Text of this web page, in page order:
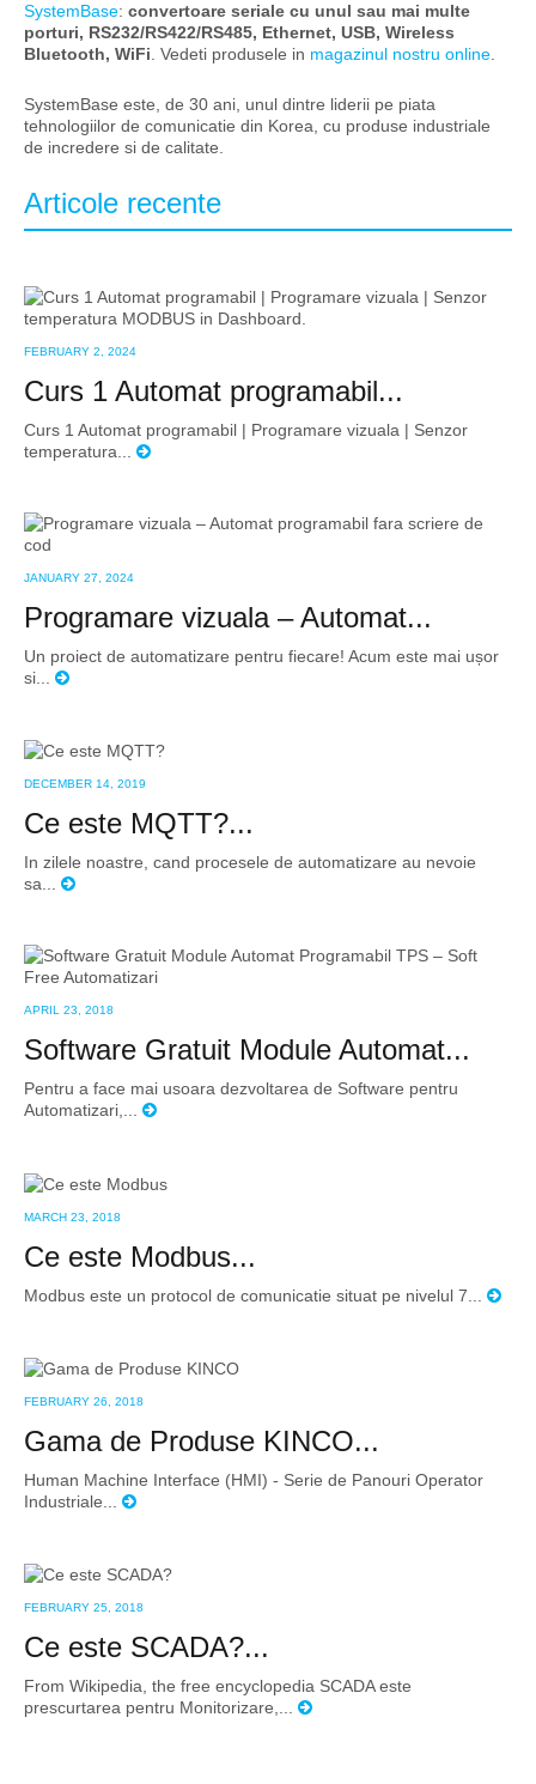
SystemBase: convertoare seriale cu unul sau mai multe
porturi, RS232/RS422/RS485, Ethernet, USB, Wireless
Bluetooth, WiFi . Vedeti produsele in magazinul nostru online
SystemBase este, de 30 ani, unul dintre liderii pe piata
tehnologiilor de comunicatie din Korea, cu produse industriale
de incredere si de calitate.
Articole recente
FEBRUARY 2, 2024
Curs 1 Automat programabil...
Curs 1 Automat programabil | Programare vizuala | Senzor
temperatura...
JANUARY 27, 2024
Programare vizuala – Automat...
Un proiect de automatizare pentru fiecare! Acum este mai ușor
si...
DECEMBER 14, 2019
Ce este MQTT?...
In zilele noastre, cand procesele de automatizare au nevoie
sa...
APRIL 23, 2018
Software Gratuit Module Automat...
Pentru a face mai usoara dezvoltarea de Software pentru
Automatizari,...
MARCH 23, 2018
Ce este Modbus...
Modbus este un protocol de comunicatie situat pe nivelul 7...
FEBRUARY 26, 2018
Gama de Produse KINCO...
Human Machine Interface (HMI) - Serie de Panouri Operator
Industriale...
FEBRUARY 25, 2018
Ce este SCADA?...
From Wikipedia, the free encyclopedia SCADA este
prescurtarea pentru Monitorizare,...